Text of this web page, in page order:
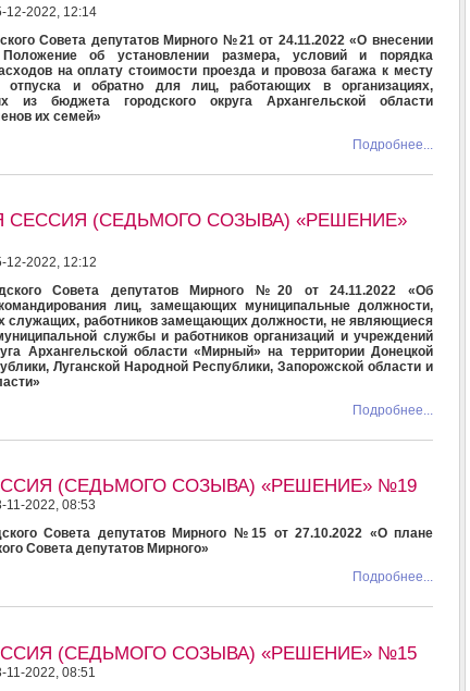
12-2022, 12:14
Совета депутатов Мирного №21 от 24.11.2022 «О внесении
об установлении размера, условий и порядка
на оплату стоимости проезда и провоза багажа к месту
отпуска и обратно для лиц, работающих в организациях,
из бюджета городского округа Архангельской области
их семей»
Подробнее...
СЕССИЯ (СЕДЬМОГО СОЗЫВА) «РЕШЕНИЕ»
12-2022, 12:12
Совета депутатов Мирного №20 от 24.11.2022 «Об
лиц, замещающих муниципальные должности,
служащих, работников замещающих должности, не являющиеся
службы и работников организаций и учреждений
Архангельской области «Мирный» на территории Донецкой
Луганской Народной Республики, Запорожской области и
Подробнее...
(СЕДЬМОГО СОЗЫВА) «РЕШЕНИЕ» №19
11-2022, 08:53
Совета депутатов Мирного №15 от 27.10.2022 «О плане
Совета депутатов Мирного»
Подробнее...
(СЕДЬМОГО СОЗЫВА) «РЕШЕНИЕ» №15
11-2022, 08:51